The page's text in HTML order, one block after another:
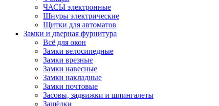
ЧАСЫ электронные
Шнуры электрические
Щитки для автоматов
Замки и дверная фурнитура
Всё для окон
Замки велосипедные
Замки врезные
Замки навесные
Замки накладные
Замки почтовые
Засовы, задвижки и шпингалеты
Защёлки